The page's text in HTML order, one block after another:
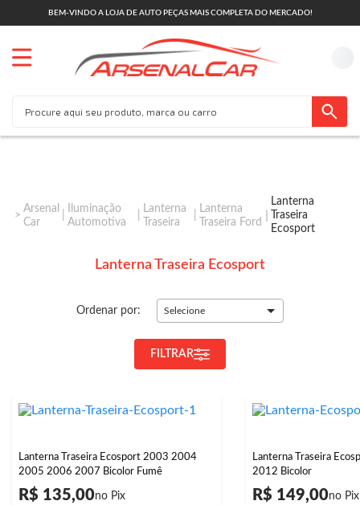
BEM-VINDO A LOJA DE AUTO PEÇAS MAIS COMPLETA DO MERCADO!
Arsenal
Car
Iluminação
Automotiva
Lanterna
Traseira
Lanterna
Traseira Ford
Lanterna
Traseira
Ecosport
Lanterna Traseira Ecosport
Ordenar por: Selecione
FILTRAR
Lanterna Traseira Ecosport 2003 2004
2005 2006 2007 Bicolor Fumê
R$ 135,00
Lanterna Traseira
2012 Bicolor
R$ 149,00